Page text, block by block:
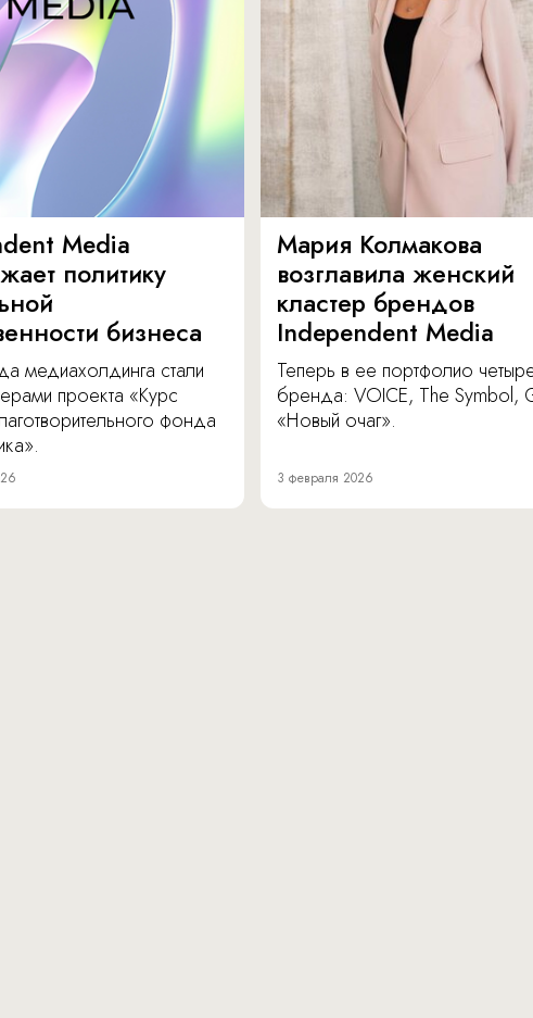
Media
политику
бизнеса
медиахолдинга стали
проекта «Курс
фонда
Мария Колмакова
возглавила женский
кластер брендов
Independent Media
Теперь в ее портфолио
бренда: VOICE, The Symbol,
«Новый очаг».
3 февраля 2026